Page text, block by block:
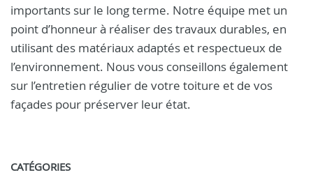
importants sur le long terme. Notre équipe met un
point d’honneur à réaliser des travaux durables, en
utilisant des matériaux adaptés et respectueux de
l’environnement. Nous vous conseillons également
sur l’entretien régulier de votre toiture et de vos
façades pour préserver leur état.
CATÉGORIES